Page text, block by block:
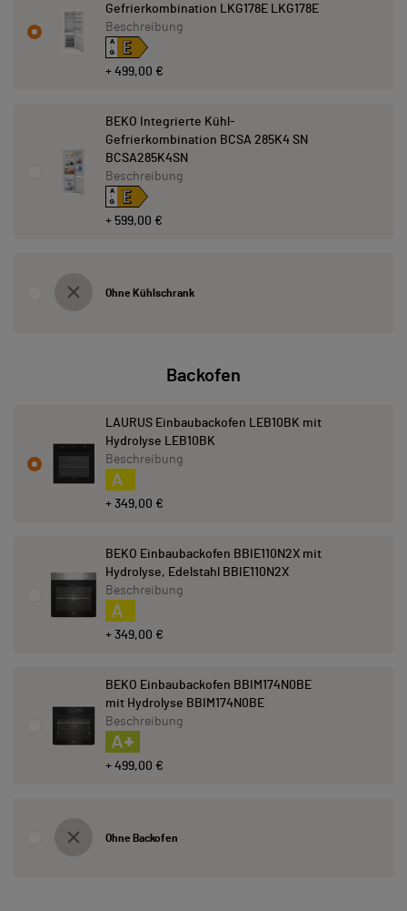
Gefrierkombination LKG178E LKG178E
+ 499,00 €
A
↑
G E
Beschreibung
BEKO Integrierte Kühl-
Gefrierkombination BCSA 285K4 SN
BCSA285K4SN
+ 599,00 €
A
↑
G E
Beschreibung
Ohne Kühlschrank
Backofen
LAURUS Einbaubackofen LEB10BK mit
Hydrolyse LEB10BK
+ 349,00 €
A
Beschreibung
BEKO Einbaubackofen BBIE110N2X mit
Hydrolyse, Edelstahl BBIE110N2X
+ 349,00 €
A
Beschreibung
BEKO Einbaubackofen BBIM174N0BE
mit Hydrolyse BBIM174N0BE
+ 499,00 €
A+
Beschreibung
Ohne Backofen